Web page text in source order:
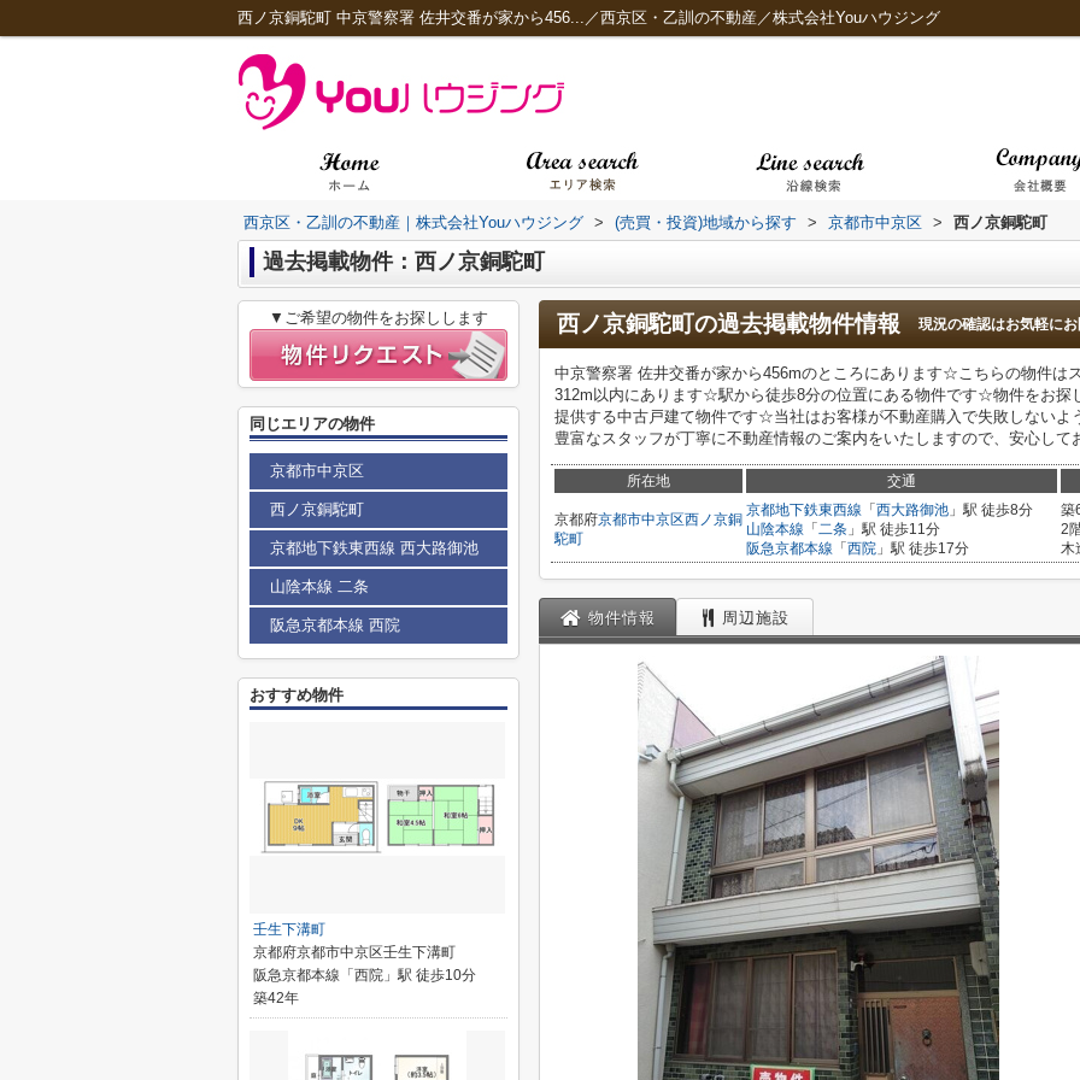
西ノ京銅駝町 中京警察署 佐井交番が家から456...／西京区・乙訓の不動産／株式会社Youハウジング
西京区・乙訓の不動産｜株式会社Youハウジング > (売買・投資)地域から探す > 京都市中京区 > 西ノ京銅駝町
過去掲載物件：西ノ京銅駝町
西ノ京銅駝町の過去掲載物件情報 現況の確認はお気軽に
中京警察署 佐井交番が家から456mのところにあります☆こちらの物件は
312m以内にあります☆駅から徒歩8分の位置にある物件です☆物件をお
提供する中古戸建て物件です☆当社はお客様が不動産購入で失敗しない
豊富なスタッフが丁寧に不動産情報のご案内をいたしますので、安心して
所在地 交通
京都府京都市中京区西ノ京銅
駝町
京都地下鉄東西線 「 西大路御池 」駅 徒歩8分
山陰本線 「 二条 」駅 徒歩11分
阪急京都本線 「 西院 」駅 徒歩17分
築
2
木
物件情報 周辺施設
▼ご希望の物件をお探しします
同じエリアの物件
京都市中京区
西ノ京銅駝町
京都地下鉄東西線 西大路御池
山陰本線 二条
阪急京都本線 西院
おすすめ物件
壬生下溝町
京都府京都市中京区壬生下溝町
阪急京都本線「西院」駅 徒歩10分
築42年